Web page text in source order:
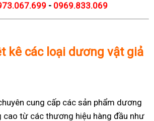
- 0969.833.069
kê các loại dương vật giả
cung cấp các sản phẩm dương
từ các thương hiệu hàng đầu như